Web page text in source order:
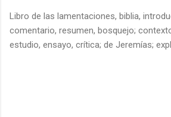
Libro de las lamentaciones, biblia,
comentario, resumen, bosquejo;
estudio, ensayo, crítica; de Jeremías;